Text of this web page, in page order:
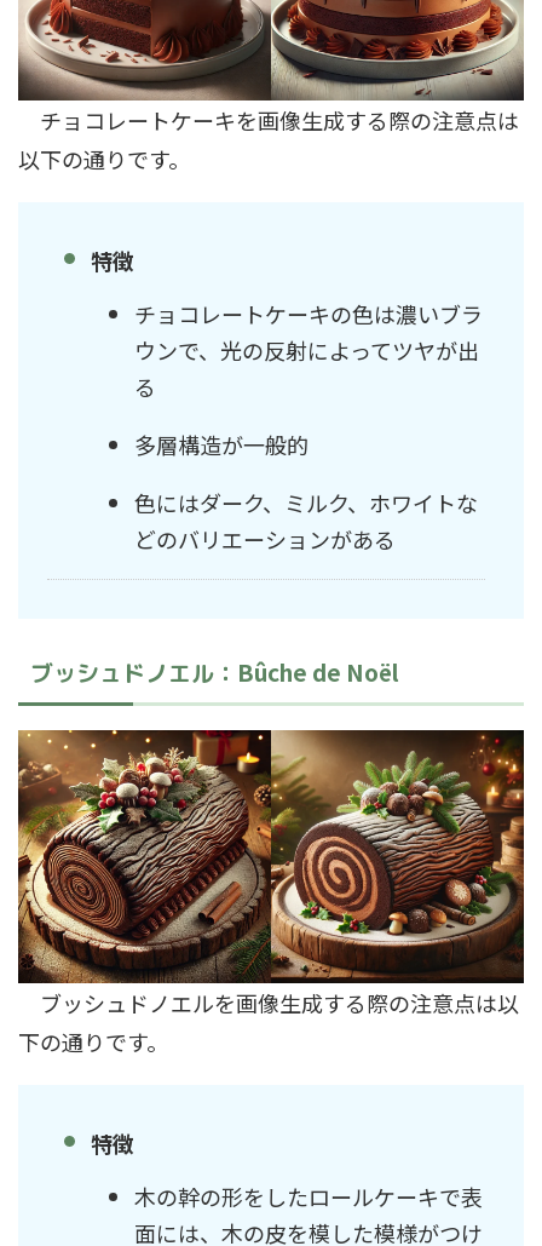
チョコレートケーキを画像生成する際の注意点は
以下の通りです。
特徴
チョコレートケーキの色は濃いブラ
ウンで、光の反射によってツヤが出
る
多層構造が一般的
色にはダーク、ミルク、ホワイトな
どのバリエーションがある
ブッシュドノエル： Bûche de Noël
ブッシュドノエルを画像生成する際の注意点は以
下の通りです。
特徴
木の幹の形をしたロールケーキで表
面には、木の皮を模した模様がつけ